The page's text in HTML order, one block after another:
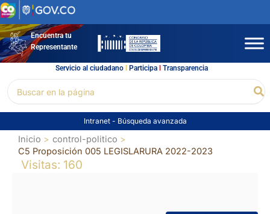
Ir
al
contenidoEncuentra tu
Representante
Servicio al ciudadano l Participal Transparencia
por:
Intranet - Búsqueda avanzada
Inicio
control-politico
C5 Proposición 005 LEGISLARURA 2022-2023
Visitas: 160